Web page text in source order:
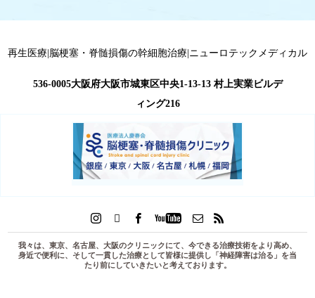
再生医療|脳梗塞・脊髄損傷の幹細胞治療|ニューロテックメディカル
536-0005大阪府大阪市城東区中央1-13-13 村上実業ビルデ
ィング216
我々は、東京、名古屋、大阪のクリニックにて、今できる治療技術をより高め、
身近で便利に、そして一貫した治療として皆様に提供し「神経障害は治る 」を当
たり前にしていきたいと考えております。